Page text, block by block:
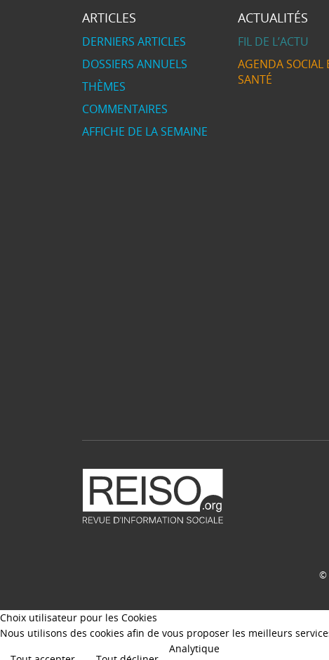
ARTICLES
DERNIERS ARTICLES
DOSSIERS ANNUELS
THÈMES
COMMENTAIRES
AFFICHE DE LA SEMAINE
ACTUALITÉS
FIL DE L’ACTU
AGENDA SOCIAL
SANTÉ
©
Choix utilisateur pour les Cookies
Nous utilisons des cookies afin de vous proposer les meilleurs
Analytique